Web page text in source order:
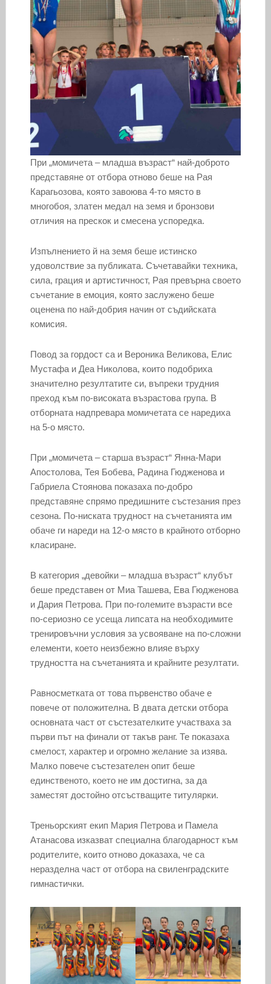
При „момичета – младша възраст“ най-доброто
представяне от отбора отново беше на Рая
Карагьозова, която завоюва 4-то място в
многобоя, златен медал на земя и бронзови
отличия на прескок и смесена успоредка.
Изпълнението й на земя беше истинско
удоволствие за публиката. Съчетавайки техника,
сила, грация и артистичност, Рая превърна своето
съчетание в емоция, която заслужено беше
оценена по най-добрия начин от съдийската
комисия.
Повод за гордост са и Вероника Великова, Елис
Мустафа и Деа Николова, които подобриха
значително резултатите си, въпреки трудния
преход към по-високата възрастова група. В
отборната надпревара момичетата се наредиха
на 5-о място.
При „момичета – старша възраст“ Янна-Мари
Апостолова, Тея Бобева, Радина Гюдженова и
Габриела Стоянова показаха по-добро
представяне спрямо предишните състезания през
сезона. По-ниската трудност на съчетанията им
обаче ги нареди на 12-о място в крайното отборно
класиране.
В категория „девойки – младша възраст“ клубът
беше представен от Миа Ташева, Ева Гюдженова
и Дария Петрова. При по-големите възрасти все
по-сериозно се усеща липсата на необходимите
тренировъчни условия за усвояване на по-сложни
елементи, което неизбежно влияе върху
трудността на съчетанията и крайните резултати.
Равносметката от това първенство обаче е
повече от положителна. В двата детски отбора
основната част от състезателките участваха за
първи път на финали от такъв ранг. Те показаха
смелост, характер и огромно желание за изява.
Малко повече състезателен опит беше
единственото, което не им достигна, за да
заместят достойно отсъстващите титулярки.
Треньорският екип Мария Петрова и Памела
Атанасова изказват специална благодарност към
родителите, които отново доказаха, че са
неразделна част от отбора на свиленградските
гимнастички.